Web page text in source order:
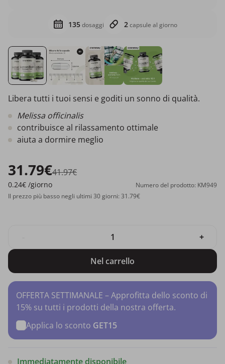
135dosaggi 2capsule al giorno
Libera tutti i tuoi sensi e goditi un sonno di qualità.
Melissa officinalis
contribuisce al rilassamento ottimale
aiuta a dormire meglio
31.79€41.97€
0.24€ /giorno
Numero del prodotto: KM949
Il prezzo più basso negli ultimi 30 giorni: 31.79€
+
Nel carrello
OFFERTA SETTIMANALE – Approfitta dello sconto di
15% su tutti i prodotti della nostra offerta.
Applica lo sconto GET15
Immediatamente disponibile